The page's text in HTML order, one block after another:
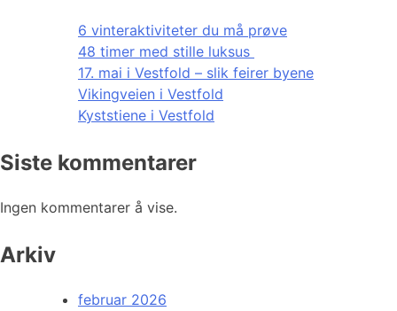
6 vinteraktiviteter du må prøve
48 timer med stille luksus
17. mai i Vestfold – slik feirer byene
Vikingveien i Vestfold
Kyststiene i Vestfold
Siste kommentarer
Ingen kommentarer å vise.
Arkiv
februar 2026